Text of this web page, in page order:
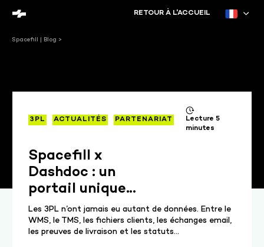
RETOUR À L'ACCUEIL
Spacefill | Blog >
3PL ACTUALITÉS PARTENARIAT
Lecture 5
minutes
Spacefill x
Dashdoc : un
portail unique
pour suivre une
commande de la
préparation à la
Les 3PL n’ont jamais eu autant de données. Entre le
WMS, le TMS, les fichiers clients, les échanges email,
les preuves de livraison et les statuts...